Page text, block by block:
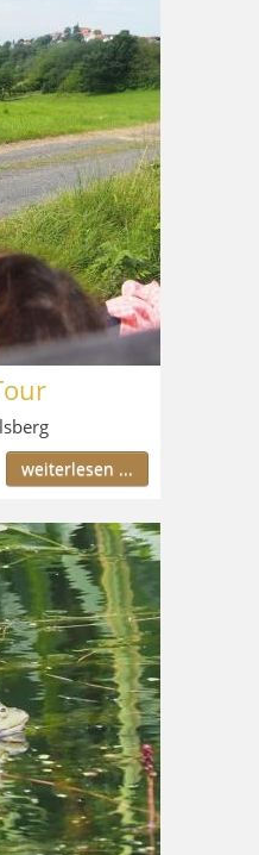
weiterlesen ...